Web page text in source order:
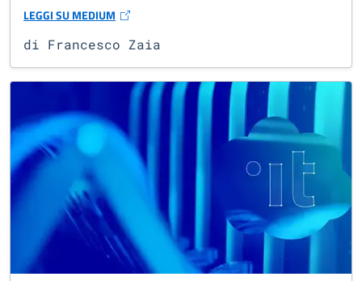
LEGGI SU MEDIUM
(SI APRE IN UNA NUOVA FINESTRA)
di Francesco Zaia